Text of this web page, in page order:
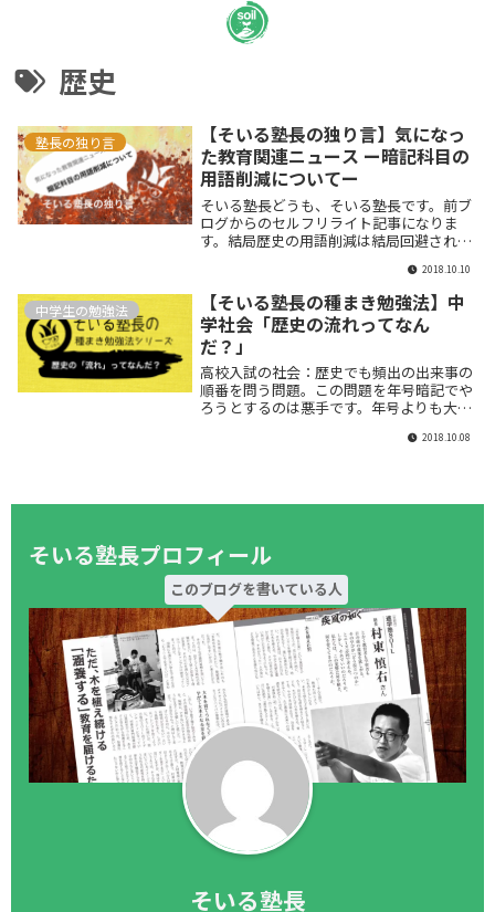
歴史
塾長の独り言
【そいる塾長の独り言】気になっ
た教育関連ニュース ー暗記科目の
用語削減についてー
そいる塾長どうも、そいる塾長です。前ブ
ログからのセルフリライト記事になりま
す。結局歴史の用語削減は結局回避された
り思考問題にシフトということですかね。
ただちょっと...
2018.10.10
中学生の勉強法
【そいる塾長の種まき勉強法】中
学社会「歴史の流れってなん
だ？」
高校入試の社会：歴史でも頻出の出来事の
順番を問う問題。この問題を年号暗記でや
ろうとするのは悪手です。年号よりも大切
も対応できなくなりますよ。社会の勉強に
2018.10.08
そいる塾長プロフィール
このブログを書いている人
そいる塾長